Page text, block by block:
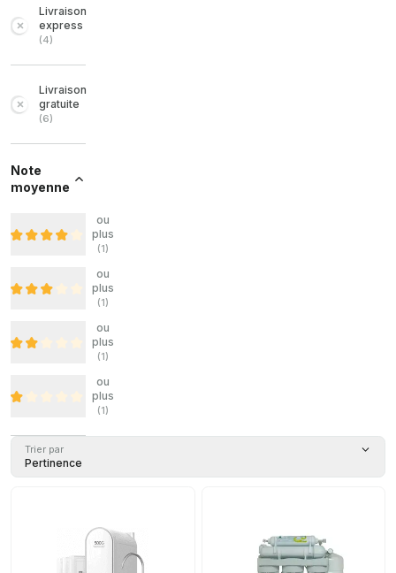
Livraison
express
(4)
Livraison
gratuite
(6)
Note
moyenne
ou
plus
(1)
ou
plus
(1)
ou
plus
(1)
ou
plus
(1)
Trier par
Pertinence